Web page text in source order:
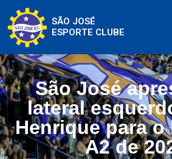
SÃO JOSÉ
ESPORTE CLUBE
São José
lateral
Henrique para o
A2 de